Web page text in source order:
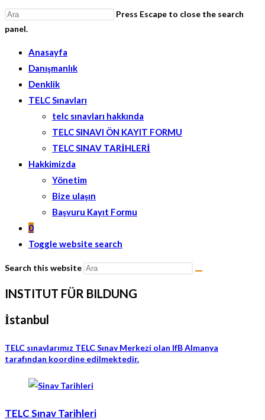
Press Escape to close the search
panel.
Anasayfa
Danışmanlık
Denklik
TELC Sınavları
telc sınavları hakkında
TELC SINAVI ÖN KAYIT FORMU
TELC SINAV TARİHLERİ
Hakkimizda
Yönetim
Bize ulaşın
Başvuru Kayıt Formu
0
Toggle website search
Search this website
INSTITUT FÜR BILDUNG
İstanbul
TELC sınavlarımız TELC Sınav Merkezi olan IfB Almanya
tarafından koordine edilmektedir.
TELC Sınav Tarihleri